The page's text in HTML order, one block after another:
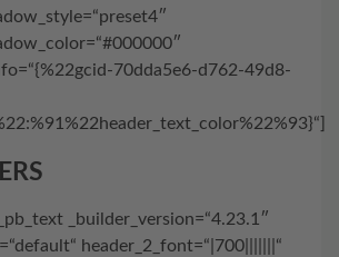
70dda5e6-d762-49d8-
_builder_version=“4.23.1″
header_2_font=“|700|||||||“